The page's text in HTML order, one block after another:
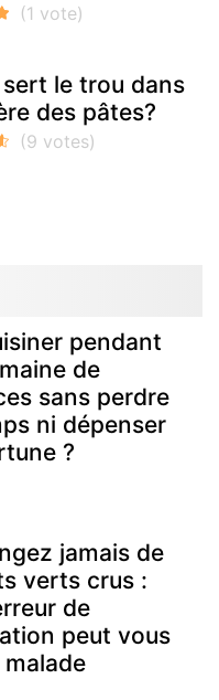
le trou dans
des pâtes?
pendant
de
sans perdre
ni dépenser
?
jamais de
verts crus :
de
peut vous